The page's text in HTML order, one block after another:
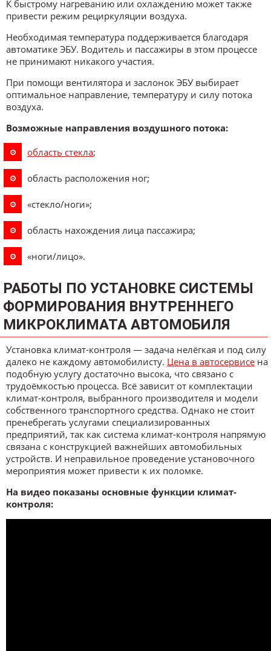
К быстрому нагреванию или охлаждению может также
привести режим рециркуляции воздуха.
Необходимая температура поддерживается благодаря
автоматике ЭБУ. Водитель и пассажиры в этом процессе
не принимают никакого участия.
При помощи вентилятора и заслонок ЭБУ выбирает
оптимальное направление, температуру и силу потока
воздуха.
Возможные направления воздушного потока:
область стекла;
область расположения ног;
«стекло/ноги»;
область нахождения лица пассажира;
«ноги/лицо».
РАБОТЫ ПО УСТАНОВКЕ СИСТЕМЫ
ФОРМИРОВАНИЯ ВНУТРЕННЕГО
МИКРОКЛИМАТА АВТОМОБИЛЯ
Установка климат-контроля — задача нелёгкая и под силу
далеко не каждому автомобилисту. Цена в автосервисе на
подобную услугу достаточно высока, что связано с
трудоёмкостью процесса. Всё зависит от комплектации
климат-контроля, выбранного производителя и модели
собственного транспортного средства. Однако не стоит
пренебрегать услугами специализированных
предприятий, так как система климат-контроля напрямую
связана с конструкцией важнейших автомобильных
устройств. И неправильное проведение установочного
мероприятия может привести к их поломке.
На видео показаны основные функции климат-
контроля: